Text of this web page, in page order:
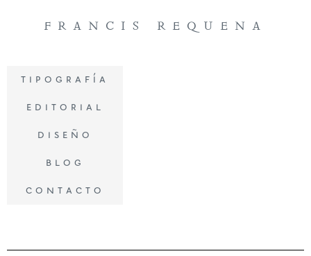
francis requena
tipografía
editorial
diseño
blog
contacto